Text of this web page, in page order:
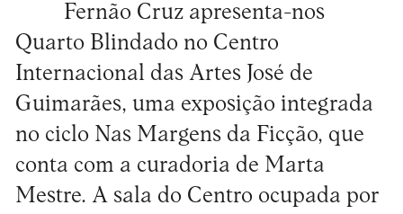
Fernão Cruz apresenta-nos
Quarto Blindado no Centro
Internacional das Artes José de
Guimarães, uma exposição integrada
no ciclo Nas Margens da Ficção, que
conta com a curadoria de Marta
Mestre. A sala do Centro ocupada por